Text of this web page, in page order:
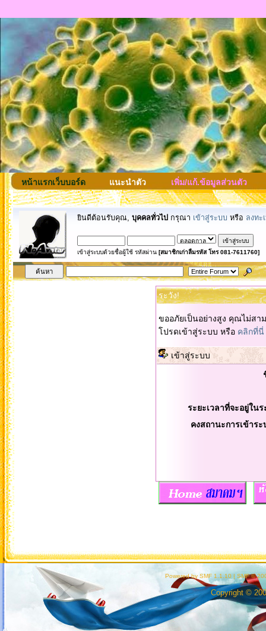
หน้าแรกเว็บบอร์ด แนะนำตัว เพิ่ม/แก้.ข้อมูลส่วนตัว
ยินดีต้อนรับคุณ, บุคคลทั่วไป กรุณา เข้าสู่ระบบ หรือ ลงทะ
เข้าสู่ระบบด้วยชื่อผู้ใช้ รหัสผ่าน [สมาชิกเก่าลืมรหัส โทร 081-7611760]
ระวัง!
ขออภัยเป็นอย่างสูง คุณไม่ส
โปรดเข้าสู่ระบบ หรือ คลิกที่นี่
เข้าสู่ระบบ
ระยะเวลาที่จะอยู่ใน
คงสถานะการเข้าร
Powered by SMF 1.1.10 | SMF ©
Copyright ©